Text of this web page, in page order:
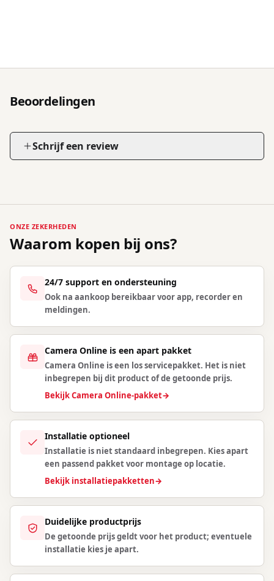
Beoordelingen
Schrijf een review
ONZE ZEKERHEDEN
Waarom kopen bij ons?
24/7 support en ondersteuning
Ook na aankoop bereikbaar voor app, recorder en
meldingen.
Camera Online is een apart pakket
Camera Online is een los servicepakket. Het is niet
inbegrepen bij dit product of de getoonde prijs.
Bekijk Camera Online-pakket→
Installatie optioneel
Installatie is niet standaard inbegrepen. Kies apart
een passend pakket voor montage op locatie.
Bekijk installatiepakketten→
Duidelijke productprijs
De getoonde prijs geldt voor het product; eventuele
installatie kies je apart.